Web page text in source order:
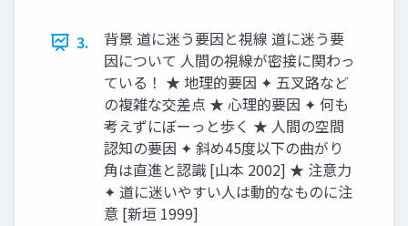
3.
背景 道に迷う要因と視線 道に迷う要
因について 人間の視線が密接に関わっ
ている！ ★ 地理的要因 ✦ 五叉路など
の複雑な交差点 ★ 心理的要因 ✦ 何も
考えずにぼーっと歩く ★ 人間の空間
認知の要因 ✦ 斜め45度以下の曲がり
角は直進と認識 [山本 2002] ★ 注意力
✦ 道に迷いやすい人は動的なものに注
意 [新垣 1999]